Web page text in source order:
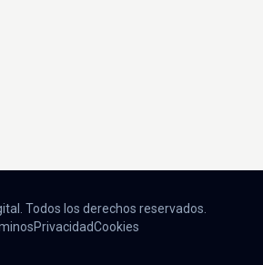
Todos los derechos reservados.
PrivacidadCookies